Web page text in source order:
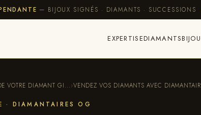
— BIJOUX SIGNÉS · DIAMANTS · SUCCESSIONS
EXPERTISEDIAMANTS
VOTRE DIAMANT GI...›VENDEZ VOS DIAMANTS AVEC
· DIAMANTAIRES OG